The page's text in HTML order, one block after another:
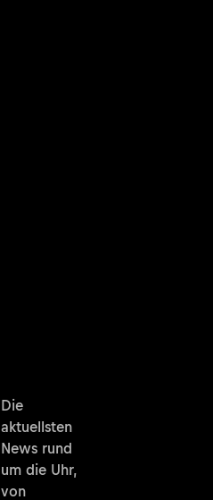
Die
aktuellsten
News rund
um die Uhr,
von